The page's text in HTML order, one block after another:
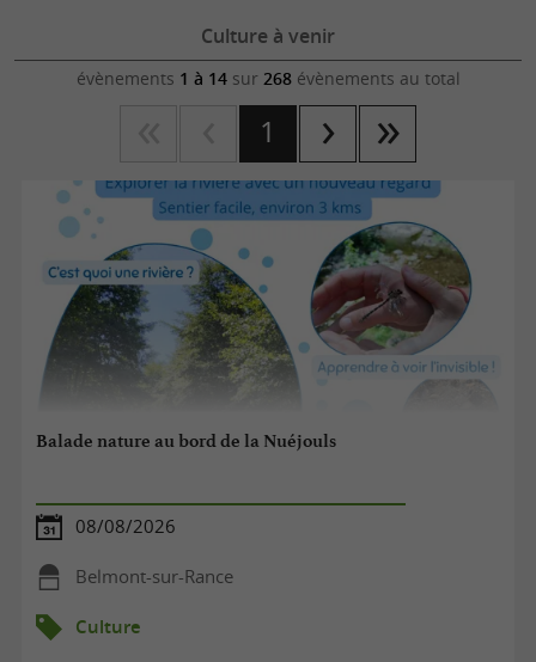
Culture à venir
évènements 1 à 14sur 268évènements au total
1
Balade nature au bord de la Nuéjouls
08/08/2026
Belmont-sur-Rance
Culture